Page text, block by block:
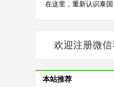
在这里，重新认识泰国
欢迎注册微
本站推荐